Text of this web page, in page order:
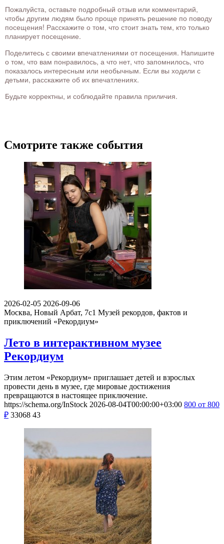
Пожалуйста, оставьте подробный отзыв или комментарий,
чтобы другим людям было проще принять решение по поводу
посещения! Расскажите о том, что стоит знать тем, кто только
планирует посещение.
Поделитесь с своими впечатлениями от посещения. Напишите
о том, что вам понравилось, а что нет, что запомнилось, что
показалось интересным или необычным. Если вы ходили с
детьми, расскажите об их впечатлениях.
Будьте корректны, и соблюдайте правила приличия.
Смотрите также события
2026-02-05 2026-09-06
Москва, Новый Арбат, 7с1 Музей рекордов, фактов и
приключений «Рекордиум»
Лето в интерактивном музее
Рекордиум
Этим летом «Рекордиум» приглашает детей и взрослых
провести день в музее, где мировые достижения
превращаются в настоящее приключение.
https://schema.org/InStock 2026-08-04T00:00:00+03:00 800 от 800
₽ 33068 43